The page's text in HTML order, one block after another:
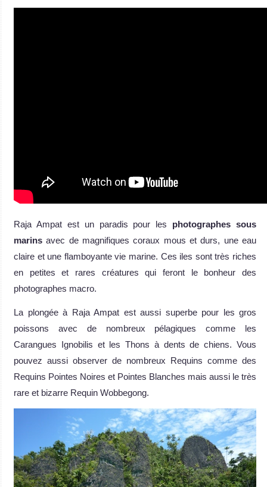
Raja Ampat est un paradis pour les photographes sous
marins avec de magnifiques coraux mous et durs, une eau
claire et une flamboyante vie marine. Ces iles sont très riches
en petites et rares créatures qui feront le bonheur des
photographes macro.
La plongée à Raja Ampat est aussi superbe pour les gros
poissons avec de nombreux pélagiques comme les
Carangues Ignobilis et les Thons à dents de chiens. Vous
pouvez aussi observer de nombreux Requins comme des
Requins Pointes Noires et Pointes Blanches mais aussi le très
rare et bizarre Requin Wobbegong.